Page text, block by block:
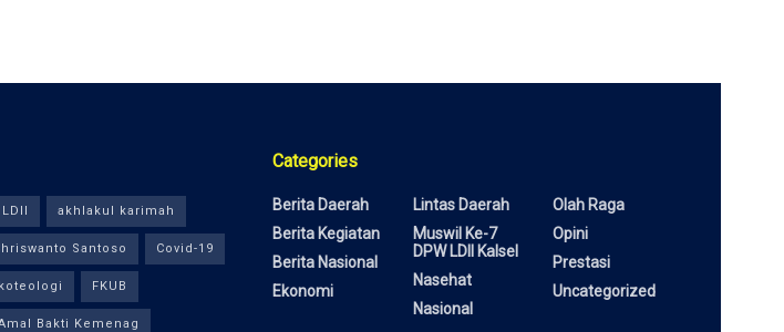
akhlakul karimah
Santoso Covid-19
FKUB
Bakti Kemenag
Categories
Berita Daerah
Berita Kegiatan
Berita Nasional
Ekonomi
Lintas Daerah
Muswil Ke-7
DPW LDII Kalsel
Nasehat
Nasional
Olah Raga
Opini
Prestasi
Uncategorized